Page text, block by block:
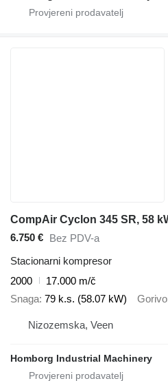
6.750 € Bez PDV-a
Stacionarni kompresor
2000
17.000 m/č
Snaga 79 k.s. (58.07 kW) Gorivo
Nizozemska, Veen
Homborg Industrial Machinery